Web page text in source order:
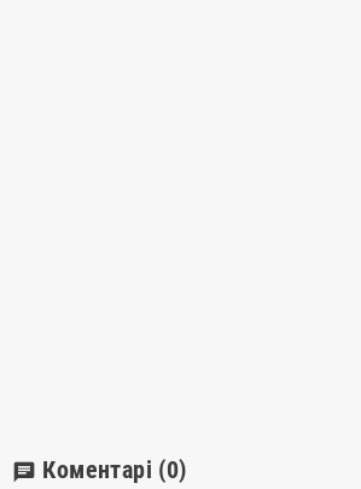
chat Коментарі (0)